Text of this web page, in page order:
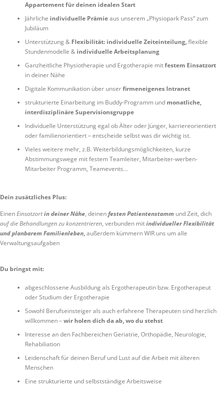
Appartement für deinen idealen Start
Jährliche individuelle Prämieaus unserem „Physiopark Pass“ zum
Jubiläum
Unterstützung & Flexibilität: individuelle Zeiteinteilung,flexible
Stundenmodelle & individuelle Arbeitsplanung
Ganzheitliche Physiotherapie und Ergotherapie mitfestem Einsatzort
in deiner Nähe
Digitale Kommunikation über unserfirmeneigenes Intranet
strukturierte Einarbeitung im Buddy-Programm und monatliche,
interdisziplinäre Supervisionsgruppe
Individuelle Unterstützung egal ob Älter oder Jünger, karriereorientiert
oder familienorientiert – entscheide selbst was dir wichtig ist.
Vieles weitere mehr, z.B. Weiterbildungsmöglichkeiten, kurze
Abstimmungswege mit festem Teamleiter, Mitarbeiter-werben-
Mitarbeiter Programm, Teamevents…
Dein zusätzliches Plus:
EinenEinsatzortin deiner Nähe, deinenfesten Patientenstamm und Zeit, dich
auf die Behandlungen zu konzentrieren, verbunden mitindividueller Flexibilität
und planbarem Familienleben,außerdem kümmern WIR uns um alle
Verwaltungsaufgaben
Du bringst mit:
abgeschlossene Ausbildung als Ergotherapeutin bzw. Ergotherapeut
oder Studium der Ergotherapie
Sowohl Berufseinsteiger als auch erfahrene Therapeuten sind herzlich
willkommen –wir holen dich da ab, wo du stehst
Interesse an den Fachbereichen Geriatrie, Orthopädie, Neurologie,
Rehabiliation
Leidenschaft für deinen Beruf und Lust auf die Arbeit mit älteren
Menschen
Eine strukturierte und selbstständige Arbeitsweise